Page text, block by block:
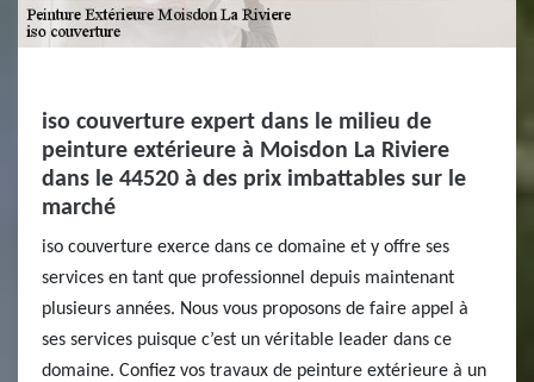
iso couverture expert dans le milieu de
peinture extérieure à Moisdon La Riviere
dans le 44520 à des prix imbattables sur le
marché
iso couverture exerce dans ce domaine et y offre ses
services en tant que professionnel depuis maintenant
plusieurs années. Nous vous proposons de faire appel à
ses services puisque c’est un véritable leader dans ce
domaine. Confiez vos travaux de peinture extérieure à un